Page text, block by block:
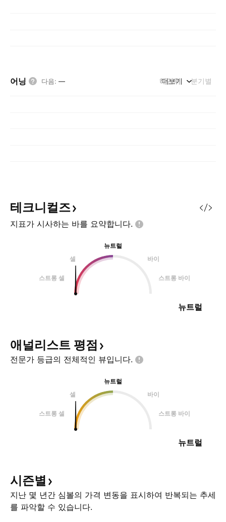
어닝 다음: — 해단위 분기별
더보기
테크니컬즈
지표가 시사하는 바를 요약합니다.
뉴트럴
셀
바이
스트롱 셀 스트롱 바이
뉴트럴
애널리스트 평점
전문가 등급의 전체적인 뷰입니다.
뉴트럴
셀
바이
스트롱 셀 스트롱 바이
뉴트럴
시즌별
지난 몇 년간 심볼의 가격 변동을 표시하여 반복되는 추세
를 파악할 수 있습니다.